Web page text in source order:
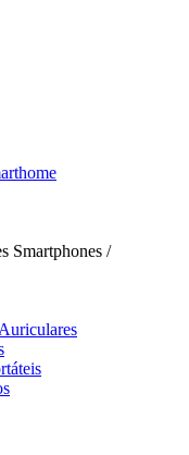
Smartphones /